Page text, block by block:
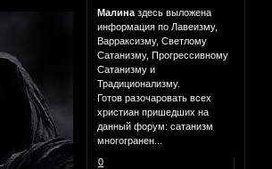
Малина здесь выложена
информация по Лавеизму,
Варраксизму, Светлому
Сатанизму, Прогрессивному
Сатанизму и
Традиционализму.
Готов разочаровать всех
христиан пришедших на
данный форум: сатанизм
многогранен...
0